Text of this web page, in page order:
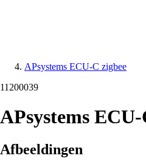
APsystems ECU-C zigbee
11200039
APsystems
Afbeeldingen